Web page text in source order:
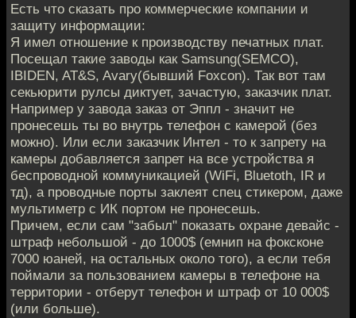
Есть что сказать про коммерческие компании и
защиту информации:
Я имел отношение к производству печатных плат.
Посещал такие заводы как Samsung(SEMCO),
IBIDEN, AT&S, Avary(бывший Foxcon). Так вот там
секьюрити рулсы диктует, зачастую, заказчик плат.
Например у завода заказ от Эппл - значит не
пронесешь ты во внутрь телефон с камерой (без
можно). Или если заказчик Интел - то к запрету на
камеры добавляется запрет на все устройства я
беспроводной коммуникацией (WiFi, Bluetoth, IR и
тд), а проводные порты заклеят спец стикером, даже
мультиметр с ИК портом не пронесешь.
Причем, если сам "забыл" показать охране девайс -
штраф небольшой - до 1000$ (емнип на фоксконе
7000 юаней, на остальных около того), а если тебя
поймали за пользованием камеры в телефоне на
территории - отберут телефон и штраф от 10 000$
(или больше).